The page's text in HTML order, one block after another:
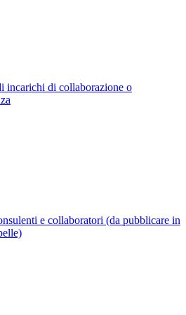
incarichi di collaborazione o
e collaboratori (da pubblicare in